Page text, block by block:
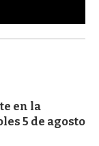
en la
5 de agosto